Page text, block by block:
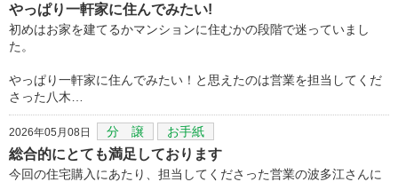
やっぱり一軒家に住んでみたい!
初めはお家を建てるかマンションに住むかの段階で迷っていまし
た。
やっぱり一軒家に住んでみたい！と思えたのは営業を担当してくだ
さった八木…
2026年05月08日 分 譲 お手紙
総合的にとても満足しております
今回の住宅購入にあたり、担当してくださった営業の波多江さんに